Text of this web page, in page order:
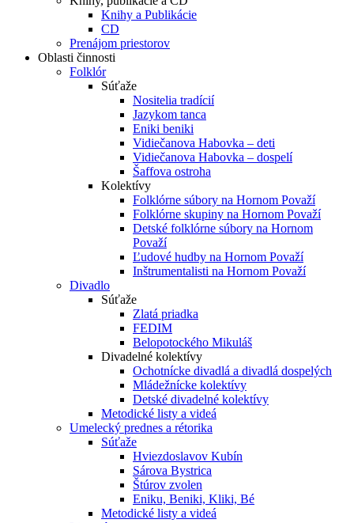
Knihy a Publikácie
CD
Prenájom priestorov
Oblasti činnosti
Folklór
Súťaže
Nositelia tradícií
Jazykom tanca
Eniki beniki
Vidiečanova Habovka – deti
Vidiečanova Habovka – dospelí
Šaffova ostroha
Kolektívy
Folklórne súbory na Hornom Považí
Folklórne skupiny na Hornom Považí
Detské folklórne súbory na Hornom
Považí
Ľudové hudby na Hornom Považí
Inštrumentalisti na Hornom Považí
Divadlo
Súťaže
Zlatá priadka
FEDIM
Belopotockého Mikuláš
Divadelné kolektívy
Ochotnícke divadlá a divadlá dospelých
Mládežnícke kolektívy
Detské divadelné kolektívy
Metodické listy a videá
Umelecký prednes a rétorika
Súťaže
Hviezdoslavov Kubín
Sárova Bystrica
Štúrov zvolen
Eniku, Beniki, Kliki, Bé
Metodické listy a videá